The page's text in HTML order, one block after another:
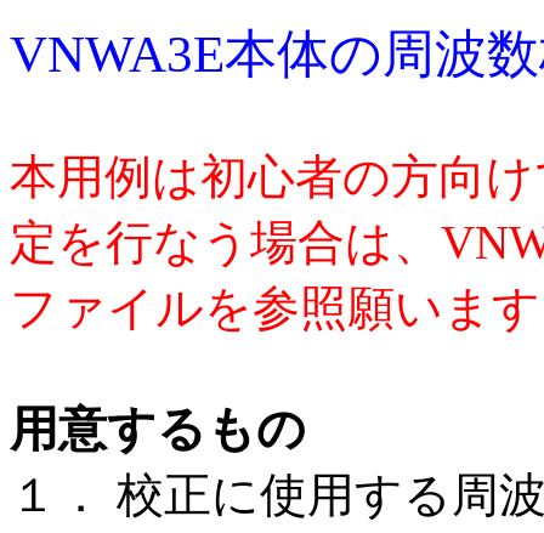
VNWA3E本体の周波
本用例は初心者の方向
定を行なう場合は、
ファイルを参照願いま
用意するもの
１． 校正に使用する周